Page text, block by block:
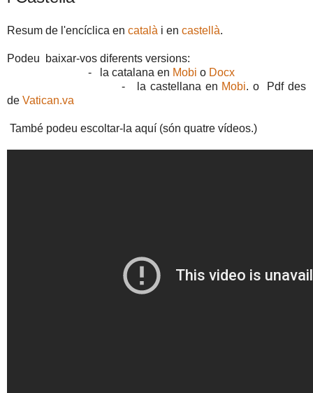
Resum de l'encíclica en català i en castellà.
Podeu baixar-vos diferents versions:
- la catalana en Mobi o Docx
- la castellana en Mobi. o Pdf des
de Vatican.va
També podeu escoltar-la aquí (són quatre vídeos.)